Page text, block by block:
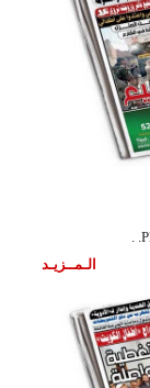
الـمــزيـد